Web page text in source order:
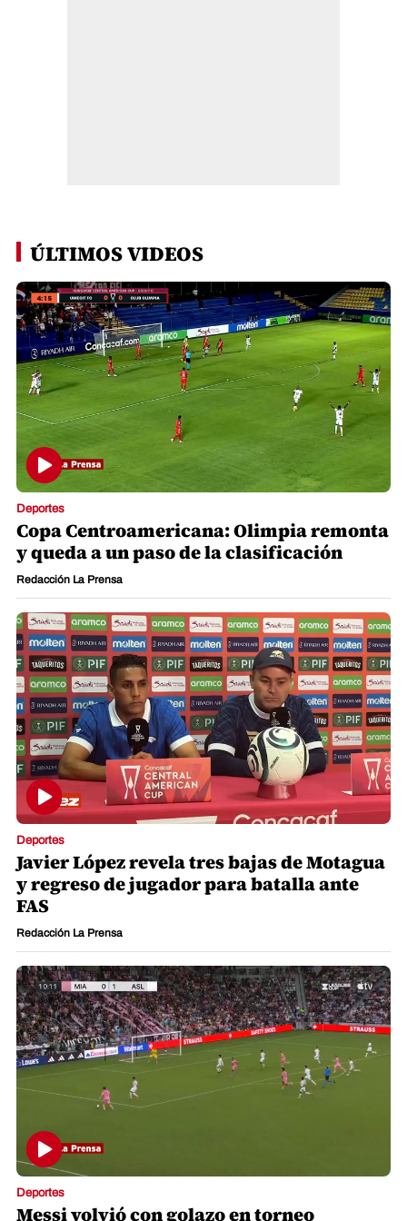
ÚLTIMOS VIDEOS
Deportes
Copa Centroamericana: Olimpia remonta
y queda a un paso de la clasificación
Redacción La Prensa
Deportes
Javier López revela tres bajas de Motagua
y regreso de jugador para batalla ante
FAS
Redacción La Prensa
Deportes
Messi volvió con golazo en torneo